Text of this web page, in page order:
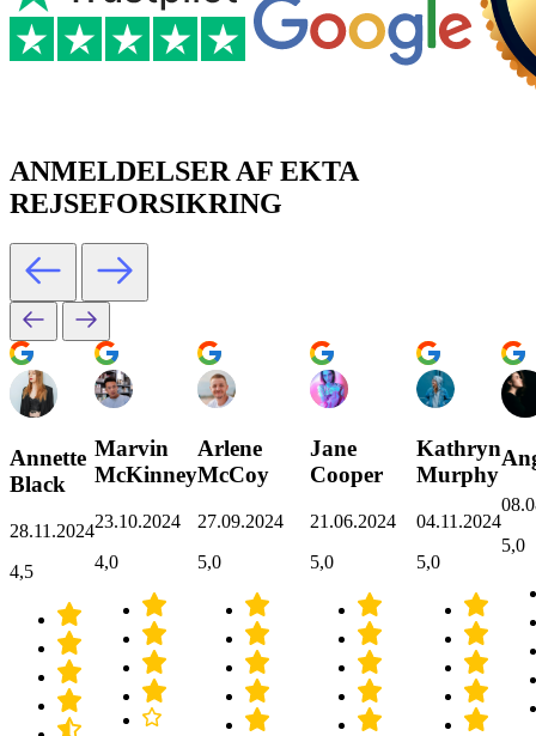
ANMELDELSER AF EKTA
REJSEFORSIKRING
Annette
Black
28.11.2024
4,5
Marvin
McKinney
23.10.2024
4,0
Arlene
McCoy
27.09.2024
5,0
Jane
Cooper
21.06.2024
5,0
Kathryn
Murphy
04.11.2024
5,0
5,0